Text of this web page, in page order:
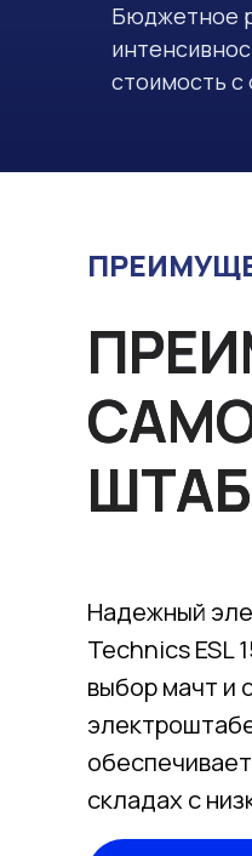
Бюджетное
стоимость
Надежный
Technics ESL
выбор мачт и
складах с